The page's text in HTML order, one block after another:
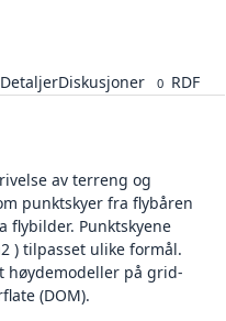
DetaljerDiskusjoner 0 RDF
av terreng og
punktskyer fra flybåren
flybilder. Punktskyene
) tilpasset ulike formål.
høydemodeller på grid-
(DOM).